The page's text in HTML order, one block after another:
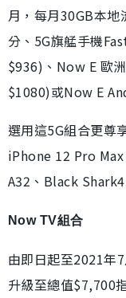
月，每月30GB本
分、5G旗艋手機
$936)、Now E 歐
$1080)或Now E
選用這5G組合更尊
iPhone 12 Pro
A32、Black
Now TV組合
由即日起至2021年
升級至總值$7,700